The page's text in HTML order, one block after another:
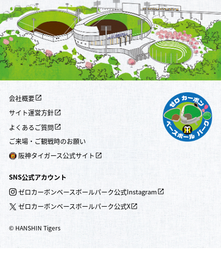
会社概要
サイト運営方針
よくあるご質問
ご来場・ご観戦時のお願い
阪神タイガース公式サイト
SNS公式アカウント
ゼロカーボンベースボールパーク公式Instagram
ゼロカーボンベースボールパーク公式X
© HANSHIN Tigers